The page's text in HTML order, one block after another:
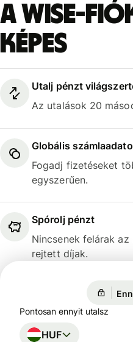
A Wise-
képes
Utalj pénzt
Az utalások 20
Globális
Fogadj fizetéseket
egyszerűen.
Spórolj pénzt
Nincsenek felárak
rejtett díjak.
Pontosan ennyit utalsz
HUF